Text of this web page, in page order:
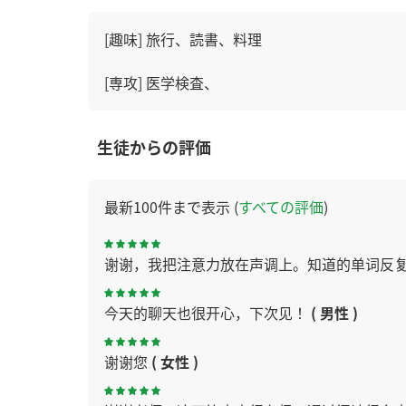
[趣味] 旅行、読書、料理
[専攻] 医学検査、
生徒からの評価
最新100件まで表示 (すべての評価)
谢谢，我把注意力放在声调上。知道的单词反
今天的聊天也很开心，下次见！ ( 男性 )
谢谢您 ( 女性 )